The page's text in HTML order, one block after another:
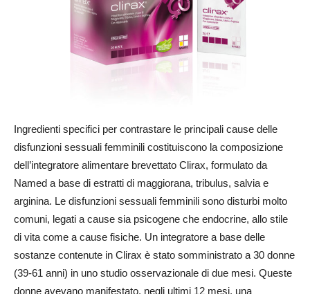
Ingredienti specifici per contrastare le principali cause delle
disfunzioni sessuali femminili costituiscono la composizione
dell’integratore alimentare brevettato Clirax, formulato da
Named a base di estratti di maggiorana, tribulus, salvia e
arginina. Le disfunzioni sessuali femminili sono disturbi molto
comuni, legati a cause sia psicogene che endocrine, allo stile
di vita come a cause fisiche. Un integratore a base delle
sostanze contenute in Clirax è stato somministrato a 30 donne
(39-61 anni) in uno studio osservazionale di due mesi. Queste
donne avevano manifestato, negli ultimi 12 mesi, una